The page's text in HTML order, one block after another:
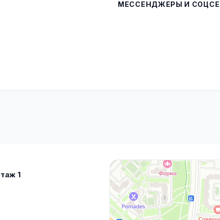
МЕССЕНДЖЕРЫ И
1